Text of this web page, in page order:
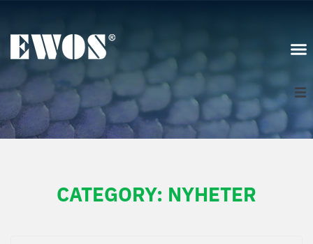
Norge
CATEGORY: NYHETER